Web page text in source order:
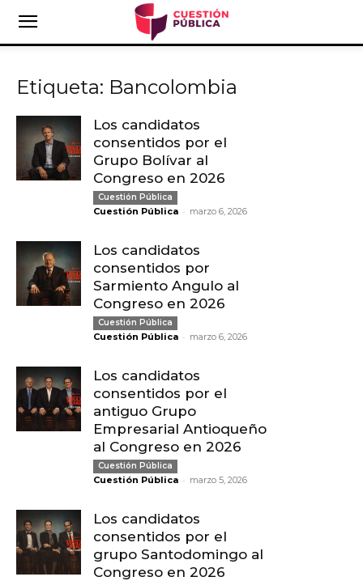
Etiqueta: Bancolombia
Los candidatos
consentidos por el
Grupo Bolívar al
Congreso en 2026
Cuestión Pública
Cuestión Pública - marzo 6, 2026
Los candidatos
consentidos por
Sarmiento Angulo al
Congreso en 2026
Cuestión Pública
Cuestión Pública - marzo 6, 2026
Los candidatos
consentidos por el
antiguo Grupo
Empresarial Antioqueño
al Congreso en 2026
Cuestión Pública
Cuestión Pública - marzo 5, 2026
Los candidatos
consentidos por el
grupo Santodomingo al
Congreso en 2026